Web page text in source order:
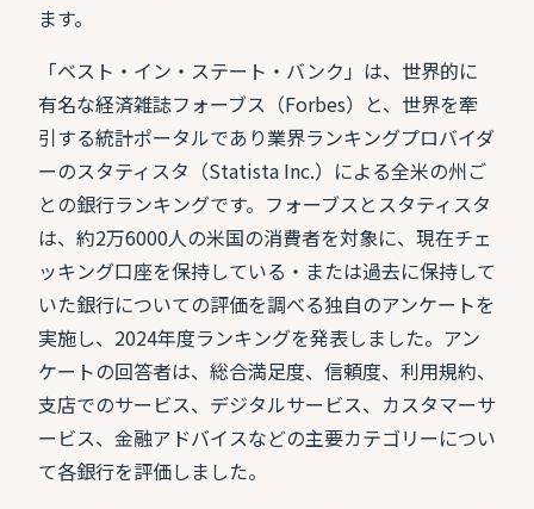
ます。
「ベスト・イン・ステート・バンク」は、世界的に
有名な経済雑誌フォーブス（Forbes）と、世界を牽
引する統計ポータルであり業界ランキングプロバイダ
ーのスタティスタ（Statista Inc.）による全米の州ご
との銀行ランキングです。フォーブスとスタティスタ
は、約2万6000人の米国の消費者を対象に、現在チェ
ッキング口座を保持している・または過去に保持して
いた銀行についての評価を調べる独自のアンケートを
実施し、2024年度ランキングを発表しました。アン
ケートの回答者は、総合満足度、信頼度、利用規約、
支店でのサービス、デジタルサービス、カスタマーサ
ービス、金融アドバイスなどの主要カテゴリーについ
て各銀行を評価しました。